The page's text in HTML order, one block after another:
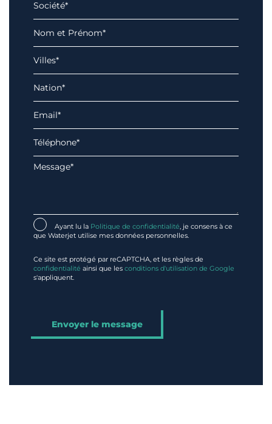
Ayant lu la Politique de confidentialité, je consens à ce
que Waterjet utilise mes données personnelles.
Ce site est protégé par reCAPTCHA, et les règles de
confidentialité ainsi que les conditions d'utilisation de Google
s'appliquent.